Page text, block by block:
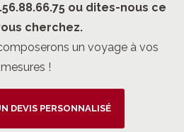
ou dites-nous ce
cherchez.
un voyage à vos
mesures !
DEVIS PERSONNALISÉ